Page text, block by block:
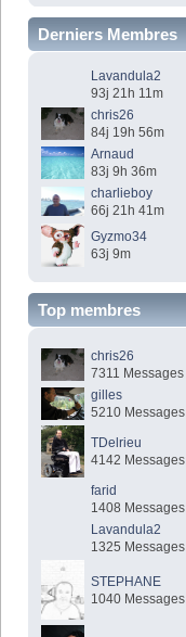
Derniers Membres
Lavandula2
93j 21h 11m
chris26
84j 19h 56m
Arnaud
83j 9h 36m
charlieboy
66j 21h 41m
Gyzmo34
63j 9m
Top membres
chris26
7311 Messages
gilles
5210 Messages
TDelrieu
4142 Messages
farid
1408 Messages
Lavandula2
1325 Messages
STEPHANE
1040 Messages